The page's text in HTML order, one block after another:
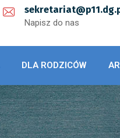
Napisz do nas
DLA RODZICÓW